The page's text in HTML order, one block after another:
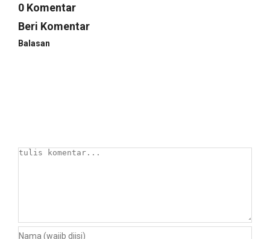
0 Komentar
Beri Komentar
Balasan